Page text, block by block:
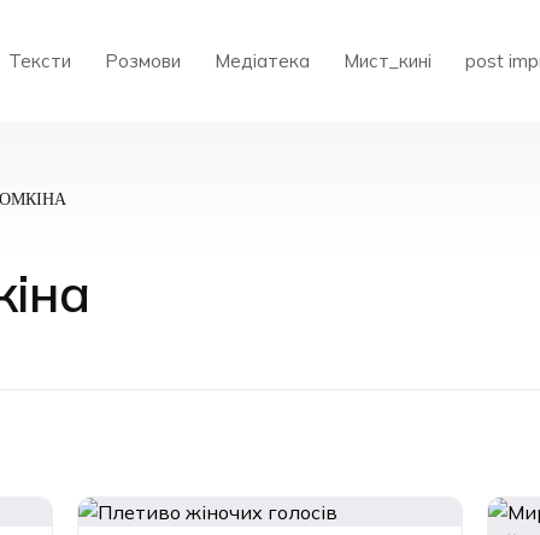
Тексти Розмови Медіатека Мист_кині post